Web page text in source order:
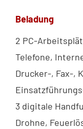
Beladung
2 PC-
Telefone,
Drucker-, Fax-,
3 digitale
Drohne,